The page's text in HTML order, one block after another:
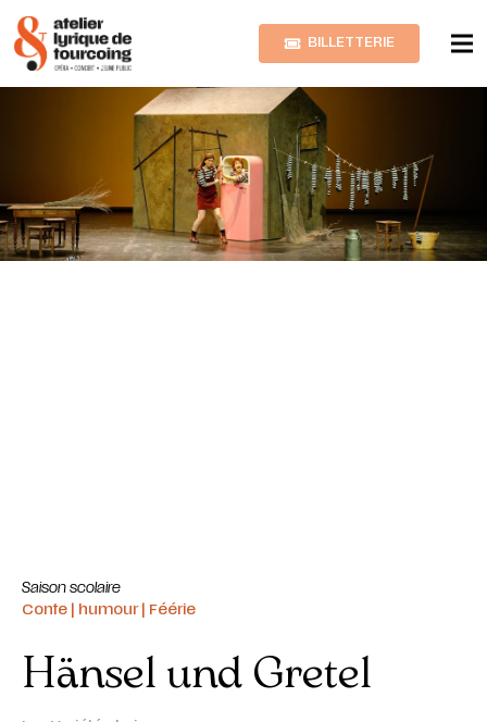
BILLETTERIE
Saison scolaire
Conte | humour | Féérie
Hänsel und Gretel